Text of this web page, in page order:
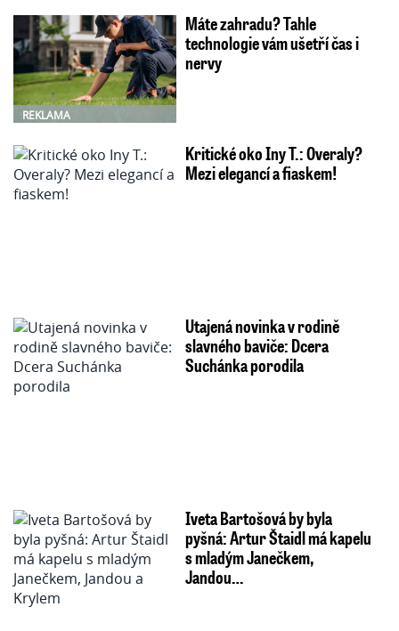
REKLAMA
Máte zahradu? Tahle
technologie vám ušetří čas i
nervy
Kritické oko Iny T.: Overaly?
Mezi elegancí a fiaskem!
Utajená novinka v rodině
slavného baviče: Dcera
Suchánka porodila
Iveta Bartošová by byla
pyšná: Artur Štaidl má kapelu
s mladým Janečkem,
Jandou…